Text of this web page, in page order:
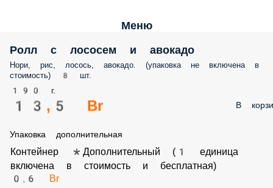
Меню
Ролл с лососем и авокадо
Нори, рис, лосось, авокадо. (упаковка не включена в
стоимость) 8 шт.
190 г.
13,5 Br В
Упаковка дополнительная
Контейнер *Дополнительный (1 единица
включена в стоимость и бесплатная)
0,6 Br